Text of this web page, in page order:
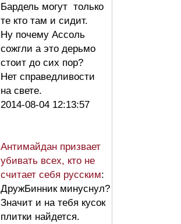
Бардель могут только
те кто там и сидит.
Ну почему Ассоль
сожгли а это дерьмо
стоит до сих пор?
Нет справедливости
на свете.
2014-08-04 12:13:57
Антимайдан призвает
убивать всех, кто не
считает себя русским:
ДружБинник минуснул?
Значит и на тебя кусок
плитки найдется.